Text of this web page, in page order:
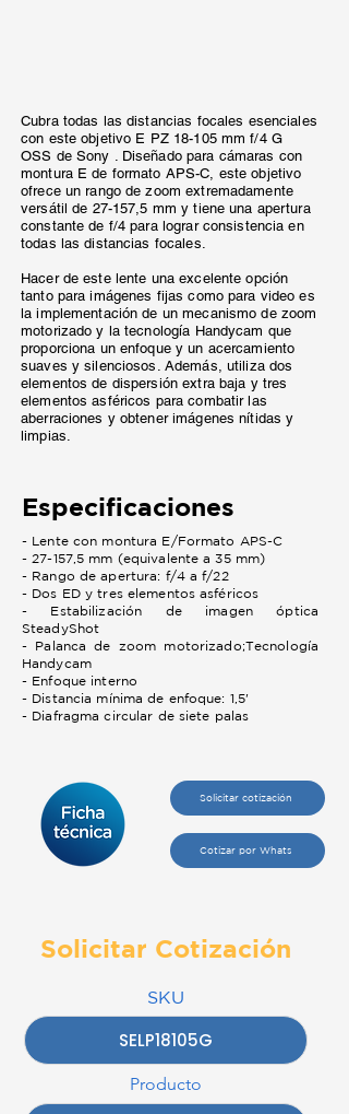
Cubra todas las distancias focales esenciales
con este objetivo E PZ 18-105 mm f/4 G
OSS de Sony . Diseñado para cámaras con
montura E de formato APS-C, este objetivo
ofrece un rango de zoom extremadamente
versátil de 27-157,5 mm y tiene una apertura
constante de f/4 para lograr consistencia en
todas las distancias focales.
Hacer de este lente una excelente opción
tanto para imágenes fijas como para video es
la implementación de un mecanismo de zoom
motorizado y la tecnología Handycam que
proporciona un enfoque y un acercamiento
suaves y silenciosos. Además, utiliza dos
elementos de dispersión extra baja y tres
elementos asféricos para combatir las
aberraciones y obtener imágenes nítidas y
limpias.
Especificaciones
- Lente con montura E/Formato APS-C
- 27-157,5 mm (equivalente a 35 mm)
- Rango de apertura: f/4 a f/22
- Dos ED y tres elementos asféricos
- Estabilización de imagen óptica
SteadyShot
- Palanca de zoom motorizado;Tecnología
Handycam
- Enfoque interno
- Distancia mínima de enfoque: 1,5'
- Diafragma circular de siete palas
Solicitar cotización
Cotizar por Whats
Solicitar Cotización
SKU
Producto